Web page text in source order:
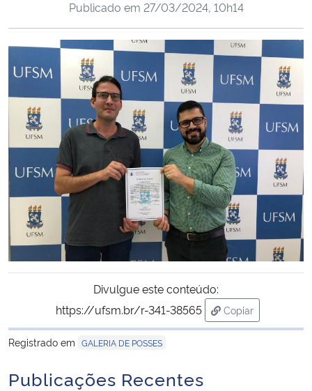
Ministério da Cidadania
Ministério da Saúde
Ministério de Minas e Energia
Ministério da Ciência, Tecnologia, Inovações e Comunicações
Ministério do Meio Ambiente
Ministério do Turismo
Ministério do Desenvolvimento Regional
Controladoria-Geral da União
Ministério da Mulher, da Família e dos Direitos Humanos
Secretaria-Geral
Secretaria de Governo
Publicado em 27/03/2024, 10h14
Divulgue este conteúdo:
https://ufsm.br/r-341-38565
Copiar
para área de
Registrado em GALERIA DE POSSES
Publicações Recentes